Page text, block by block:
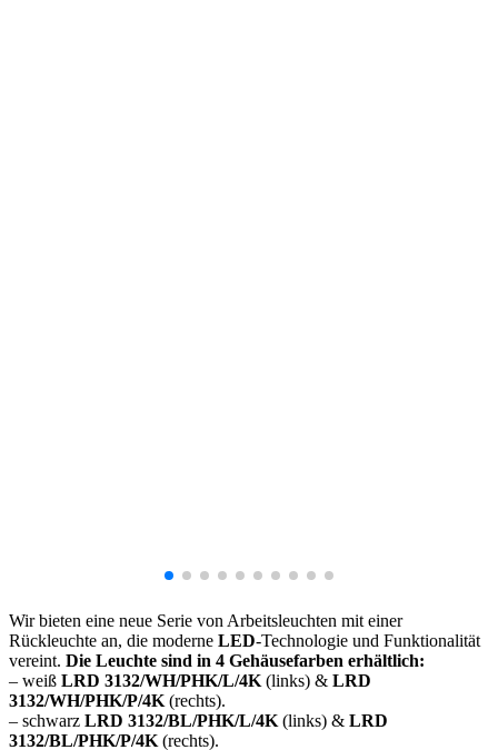
Wir bieten eine neue Serie von Arbeitsleuchten mit einer
Rückleuchte an, die moderne LED-Technologie und Funktionalität
vereint. Die Leuchte sind in 4 Gehäusefarben erhältlich:
– weiß LRD 3132/WH/PHK/L/4K (links) & LRD
3132/WH/PHK/P/4K (rechts).
– schwarz LRD 3132/BL/PHK/L/4K (links) & LRD
3132/BL/PHK/P/4K (rechts).